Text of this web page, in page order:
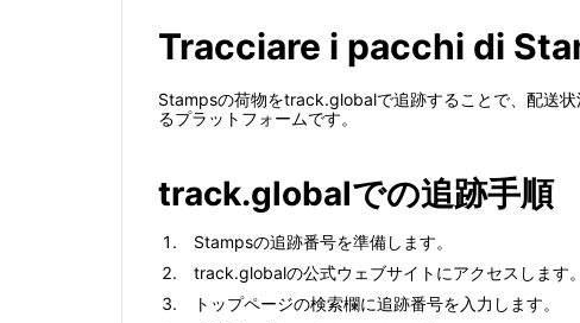
Tracciare i pacchi di
Stampsの荷物をtrack.globalで追跡することで、配送
るプラットフォームです。
track.globalでの追跡手順
Stampsの追跡番号を準備します。
track.globalの公式ウェブサイトにアクセスします。
トップページの検索欄に追跡番号を入力します。